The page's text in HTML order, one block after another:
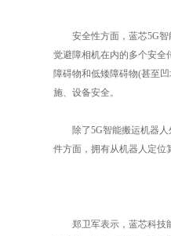
安全性方面，蓝芯5G智
觉避障相机在内的多个安全
障碍物和低矮障碍物(甚至
施、设备安全。
除了5G智能搬运机器人
件方面，拥有从机器人定位
郑卫军表示，蓝芯科技能